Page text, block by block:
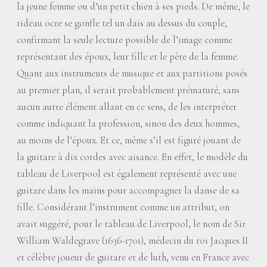
la jeune femme ou d’un petit chien à ses pieds. De même, le
rideau ocre se gonfle tel un dais au dessus du couple,
confirmant la seule lecture possible de l’image comme
représentant des époux, leur fille et le père de la femme.
Quant aux instruments de musique et aux partitions posés
au premier plan, il serait probablement prématuré, sans
aucun autre élément allant en ce sens, de les interpréter
comme indiquant la profession, sinon des deux hommes,
au moins de l’époux. Et ce, même s’il est figuré jouant de
la guitare à dix cordes avec aisance. En effet, le modèle du
tableau de Liverpool est également représenté avec une
guitare dans les mains pour accompagner la danse de sa
fille. Considérant l’instrument comme un attribut, on
avait suggéré, pour le tableau de Liverpool, le nom de Sir
William Waldegrave (1636-1701), médecin du roi Jacques II
et célèbre joueur de guitare et de luth, venu en France avec